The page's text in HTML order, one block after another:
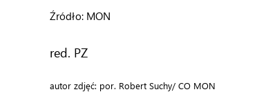
Źródło: MON
red. PZ
autor zdjęć: por. Robert Suchy/ CO MON